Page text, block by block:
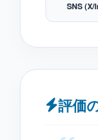
SNS (X/
評価